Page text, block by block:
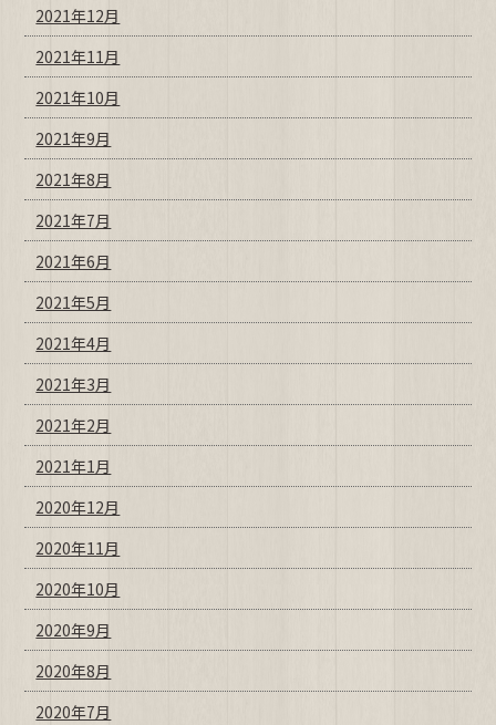
2021年12月
2021年11月
2021年10月
2021年9月
2021年8月
2021年7月
2021年6月
2021年5月
2021年4月
2021年3月
2021年2月
2021年1月
2020年12月
2020年11月
2020年10月
2020年9月
2020年8月
2020年7月